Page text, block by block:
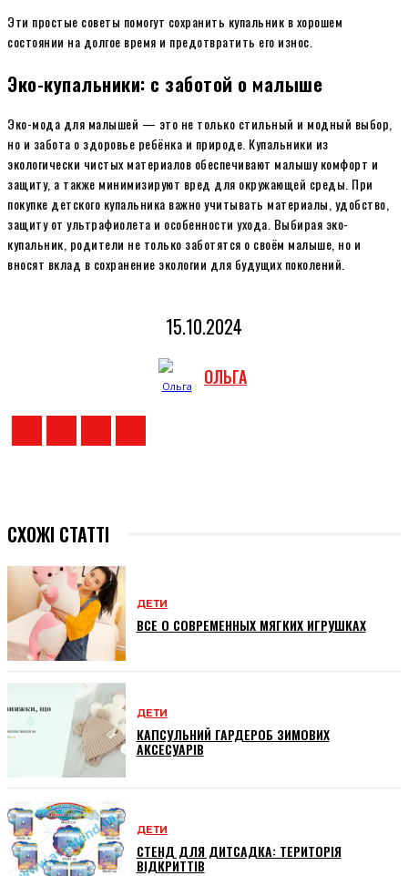
Эти простые советы помогут сохранить купальник в хорошем
состоянии на долгое время и предотвратить его износ.
Эко-купальники: с заботой о малыше
Эко-мода для малышей — это не только стильный и модный выбор,
но и забота о здоровье ребёнка и природе. Купальники из
экологически чистых материалов обеспечивают малышу комфорт и
защиту, а также минимизируют вред для окружающей среды. При
покупке детского купальника важно учитывать материалы, удобство,
защиту от ультрафиолета и особенности ухода. Выбирая эко-
купальник, родители не только заботятся о своём малыше, но и
вносят вклад в сохранение экологии для будущих поколений.
15.10.2024
ОЛЬГА
СХОЖІ СТАТТІ
ДЕТИ
ВСЕ О СОВРЕМЕННЫХ МЯГКИХ ИГРУШКАХ
ДЕТИ
КАПСУЛЬНИЙ ГАРДЕРОБ ЗИМОВИХ
АКСЕСУАРІВ
ДЕТИ
СТЕНД ДЛЯ ДИТСАДКА: ТЕРИТОРІЯ
ВІДКРИТТІВ